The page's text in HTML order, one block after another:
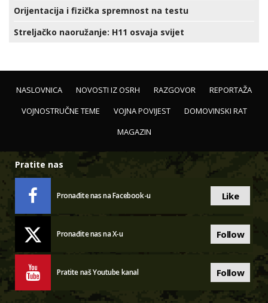
Orijentacija i fizička spremnost na testu
Streljačko naoružanje: H11 osvaja svijet
NASLOVNICA NOVOSTI IZ OSRH RAZGOVOR
REPORTAŽA
VOJNOSTRUČNE TEME
VOJNA POVIJEST
DOMOVINSKI RAT
MAGAZIN
Pratite nas
Pronađite nas na Facebook-u Like
Pronađite nas na X-u Follow
Pratite naš Youtube kanal Follow